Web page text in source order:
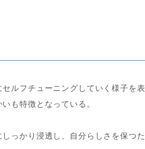
ルフチューニングしていく様子を表
も特徴となっている。
っかり浸透し、自分らしさを保つた